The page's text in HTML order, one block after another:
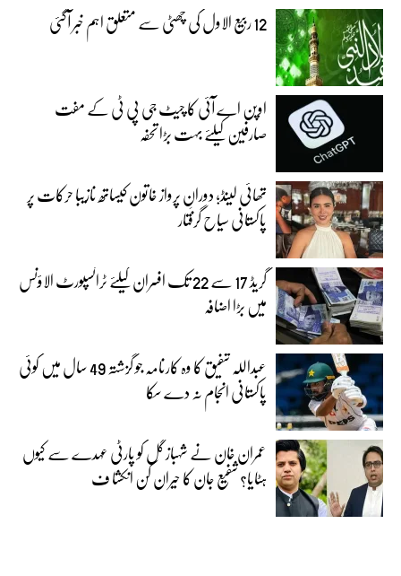
12 ربیع الاول کی چھٹی سے متعلق اہم خبر آگئی
اوپن اے آئی کا چیٹ جی پی ٹی کے مفت
صارفین کیلئے بہت بڑا تحفہ
تھائی لینڈ؛ دورانِ پرواز خاتون کیساتھ نازیبا حرکات پر
پاکستانی سیاح گرفتار
گریڈ 17 سے 22 تک افسران کیلئے ٹرانسپورٹ الاؤنس
میں بڑا اضافہ
عبداللہ شفیق کا وہ کارنامہ جو گزشتہ 49 سال میں کوئی
پاکستانی انجام نہ دے سکا
عمران خان نے شہباز گل کو پارٹی عہدے سے کیوں
ہٹایا؟ شفیع جان کا حیران کن انکشا ف